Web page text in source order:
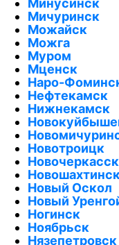
Мичуринск
Можайск
Можга
Муром
Мценск
Наро-
Нефтекамск
Нижнекамск
Новотроицк
Новочеркасск
Новый Оскол
Новый
Ногинск
Ноябрьск
Нязепетровск